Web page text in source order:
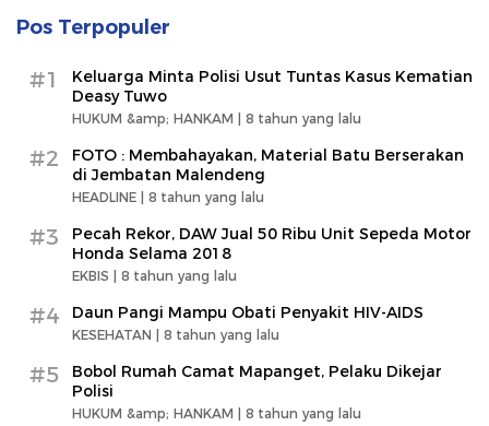
Pos Terpopuler
#1
Keluarga Minta Polisi Usut Tuntas Kasus Kematian
Deasy Tuwo
HUKUM &amp; HANKAM | 8 tahun yang lalu
#2
FOTO : Membahayakan, Material Batu Berserakan
di Jembatan Malendeng
HEADLINE | 8 tahun yang lalu
#3
Pecah Rekor, DAW Jual 50 Ribu Unit Sepeda Motor
Honda Selama 2018
EKBIS | 8 tahun yang lalu
#4 Daun Pangi Mampu Obati Penyakit HIV-AIDS
KESEHATAN | 8 tahun yang lalu
#5
Bobol Rumah Camat Mapanget, Pelaku Dikejar
Polisi
HUKUM &amp; HANKAM | 8 tahun yang lalu